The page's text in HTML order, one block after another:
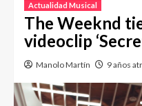
Actualidad Musical
The Weeknd
videoclip
Manolo Martín 9 años